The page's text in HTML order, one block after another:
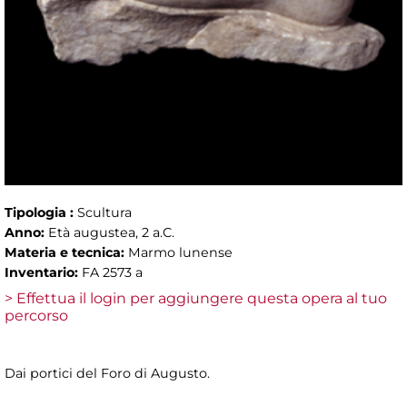
Tipologia : Scultura
Anno: Età augustea, 2 a.C.
Materia e tecnica: Marmo lunense
Inventario: FA 2573 a
> Effettua il login per aggiungere questa opera al tuo
percorso
Dai portici del Foro di Augusto.